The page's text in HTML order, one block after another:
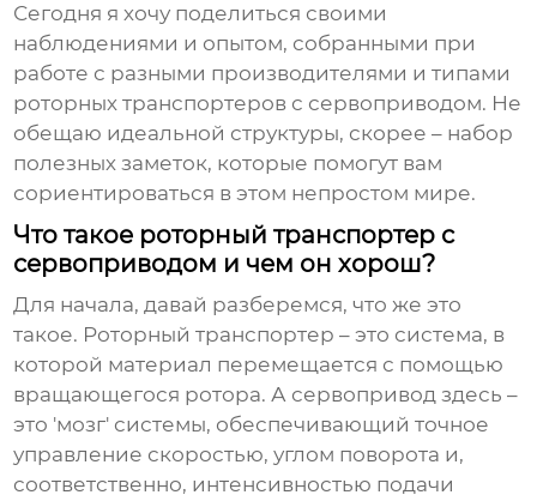
Сегодня я хочу поделиться своими
наблюдениями и опытом, собранными при
работе с разными производителями и типами
роторных транспортеров с сервоприводом. Не
обещаю идеальной структуры, скорее – набор
полезных заметок, которые помогут вам
сориентироваться в этом непростом мире.
Что такое роторный транспортер с
сервоприводом и чем он хорош?
Для начала, давай разберемся, что же это
такое. Роторный транспортер – это система, в
которой материал перемещается с помощью
вращающегося ротора. А сервопривод здесь –
это 'мозг' системы, обеспечивающий точное
управление скоростью, углом поворота и,
соответственно, интенсивностью подачи